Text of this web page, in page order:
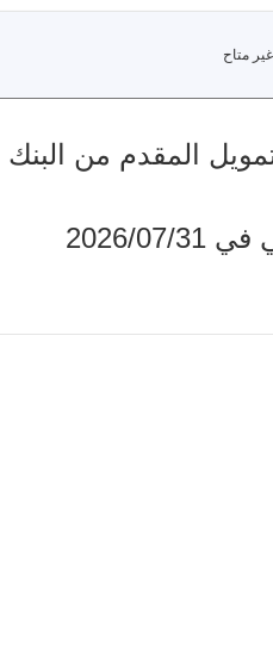
غير متاح
من البنك الدولي
07/31